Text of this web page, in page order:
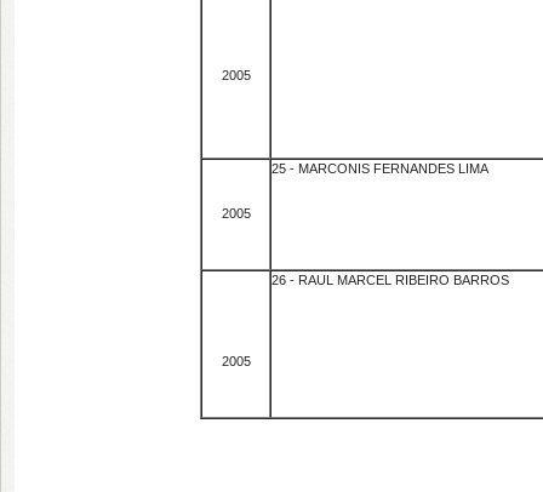
2005
2005
25 - MARCONIS FERNANDES LIMA
2005
26 - RAUL MARCEL RIBEIRO BARROS